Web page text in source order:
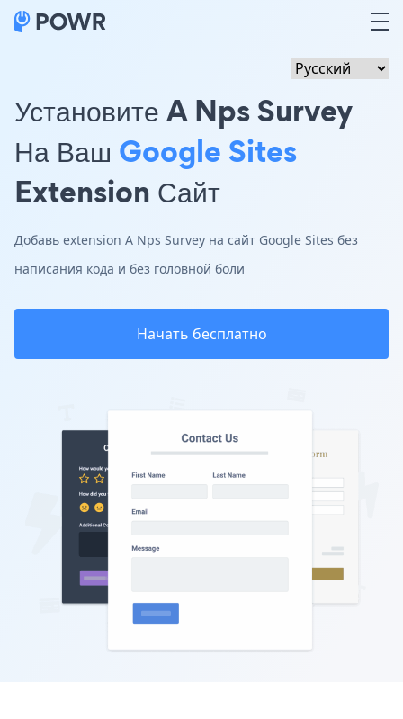
Установите A Nps Survey
На Ваш Google Sites
Extension Сайт
Добавь extension A Nps Survey на сайт Google Sites без
написания кода и без головной боли
Начать бесплатно